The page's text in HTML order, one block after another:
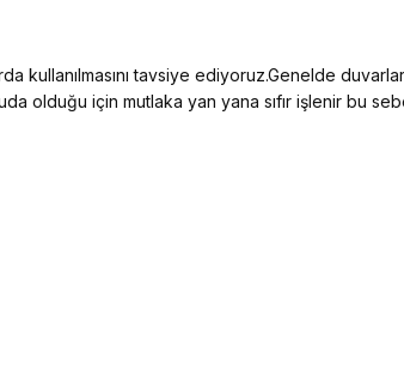
tavsiye ediyoruz.Genelde
olduğu için mutlaka yan yana sıfır işlenir bu